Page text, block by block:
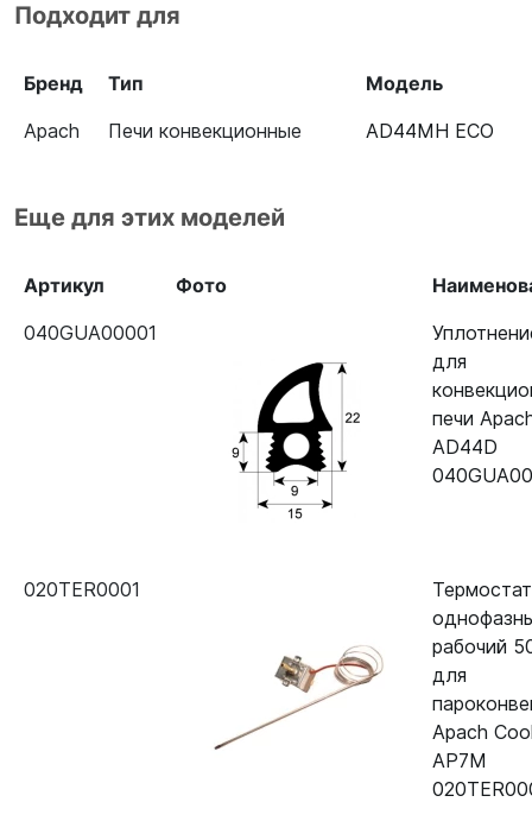
Подходит для
Бренд Тип
Модель
Apach
Печи конвекционные AD44MH ECO
Еще для этих моделей
Артикул Фото
040GUA00001
для
печи
AD44D
020TER0001
Термостат
рабочий
для
Apach
AP7M